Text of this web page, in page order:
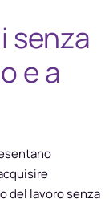
senza
e a
del lavoro senza